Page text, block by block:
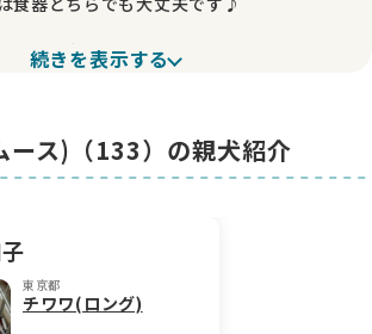
ので、実物の可愛さが写真では撮りきれま
ので、当日のご連絡では対応出来ません。
続きを表示する
ース)（133）の親犬紹介
東京都
チワワ(ロング)